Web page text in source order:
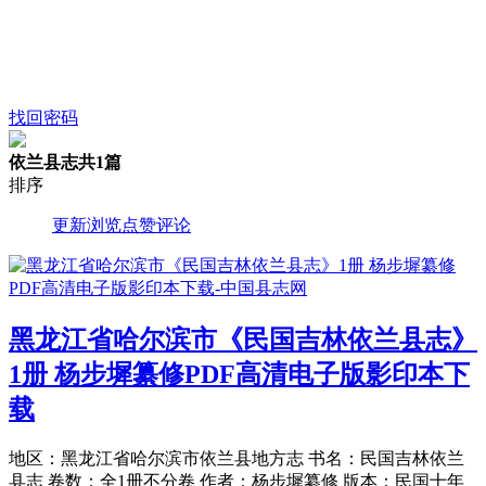
找回密码
依兰县志共1篇
排序
更新浏览点赞评论
黑龙江省哈尔滨市《民国吉林依兰县志》
1册 杨步墀纂修PDF高清电子版影印本下
载
地区：黑龙江省哈尔滨市依兰县地方志 书名：民国吉林依兰
县志 卷数：全1册不分卷 作者：杨步墀纂修 版本：民国十年